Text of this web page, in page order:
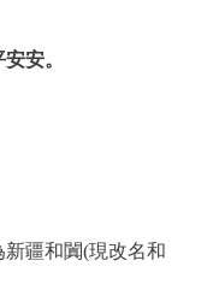
安。
疆和闐(現改名和